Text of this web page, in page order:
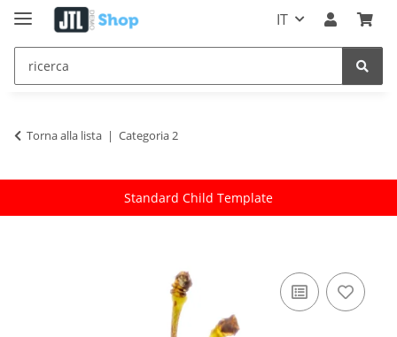
IT
Torna alla lista Categoria 2
Standard Child Template